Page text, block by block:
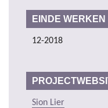
EINDE WERKEN
12-2018
Sion Lier